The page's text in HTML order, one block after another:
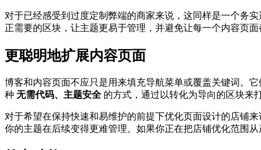
对于已经感受到过度定制弊端的商家来说，这同样是一个务
正需要的区块，让主题更易于管理，并避免让每一个内容页面
更聪明地扩展内容页面
博客和内容页面不应只是用来填充导航菜单或覆盖关键词。
种 无需代码、主题安全 的方式，通过以转化为导向的区块来
对于希望在保持快速和易维护的前提下优化页面设计的店铺
你的主题在后续变得更难管理。如果你正在把店铺优化范围